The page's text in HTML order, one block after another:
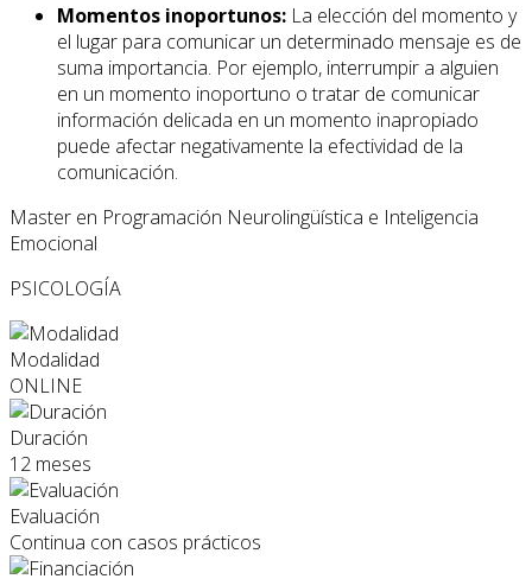
Momentos inoportunos: La elección del momento y
el lugar para comunicar un determinado mensaje es de
suma importancia. Por ejemplo, interrumpir a alguien
en un momento inoportuno o tratar de comunicar
información delicada en un momento inapropiado
puede afectar negativamente la efectividad de la
comunicación.
Master en Programación Neurolingüística e Inteligencia
Emocional
PSICOLOGÍA
Modalidad
ONLINE
Duración
12 meses
Evaluación
Continua con casos prácticos